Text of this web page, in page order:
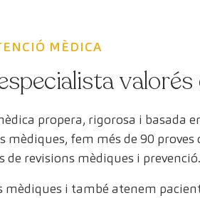
MÈDICA
valorés
propera, rigorosa i basada
fem més de 90
revisions mèdiques i prevenció.
mèdiques i també atenem